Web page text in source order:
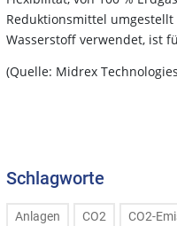
Reduktionsmittel umgestellt
Wasserstoff verwendet, ist
(Quelle: Midrex
Schlagworte
Anlagen CO2 CO2-